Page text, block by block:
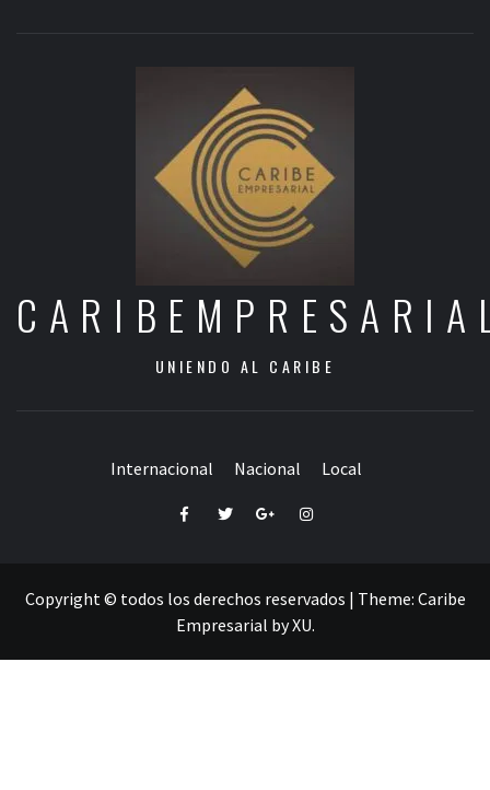
UNIENDO AL CARIBE
Internacional Nacional Local
FacebookTwitterGoogle+Instagram
Copyright © todos los derechos reservados | Theme: Caribe
Empresarial byXU.